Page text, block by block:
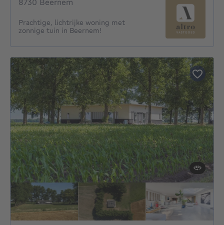
Prachtige, lichtrijke woning met
zonnige tuin in Beernem!